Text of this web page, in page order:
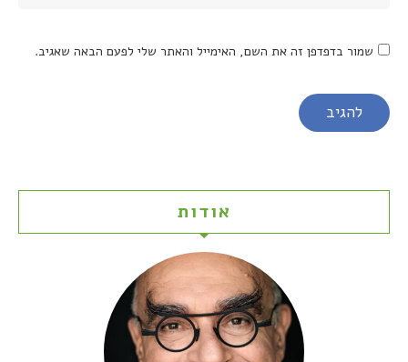
שמור בדפדפן זה את השם, האימייל והאתר שלי לפעם הבאה שאגיב.
אודות